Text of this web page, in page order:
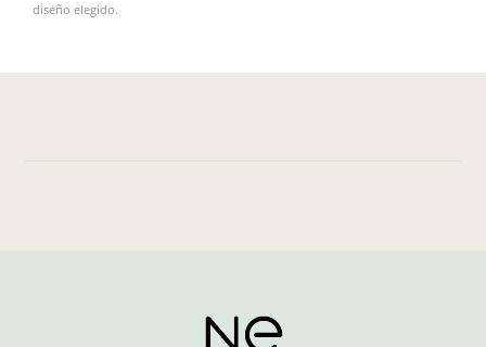
diseño elegido.